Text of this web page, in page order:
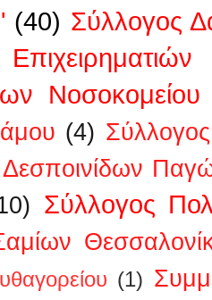
(40) Σύλλογος
(4)
Δεσποινίδων
Σύλλογος
(1)